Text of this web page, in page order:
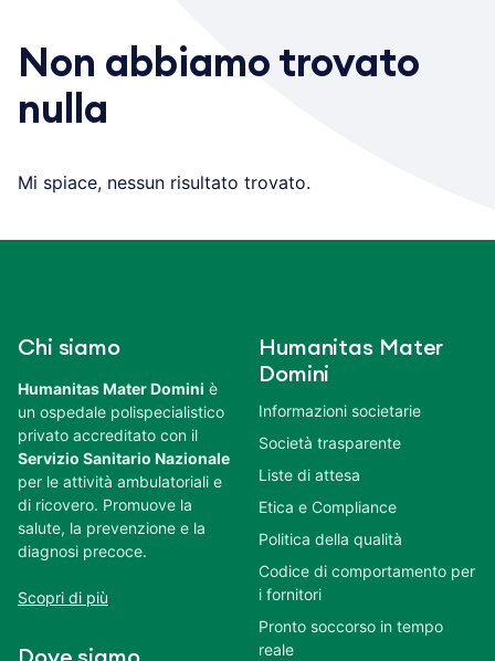
Non abbiamo trovato
nulla
Mi spiace, nessun risultato trovato.
Chi siamo
Humanitas Mater Domini è
un ospedale polispecialistico
privato accreditato con il
Servizio Sanitario Nazionale
per le attività ambulatoriali e
di ricovero. Promuove la
salute, la prevenzione e la
diagnosi precoce.
Scopri di più
Humanitas Mater
Domini
Informazioni societarie
Società trasparente
Liste di attesa
Etica e Compliance
Politica della qualità
Codice di comportamento per
i fornitori
Pronto soccorso in tempo
reale